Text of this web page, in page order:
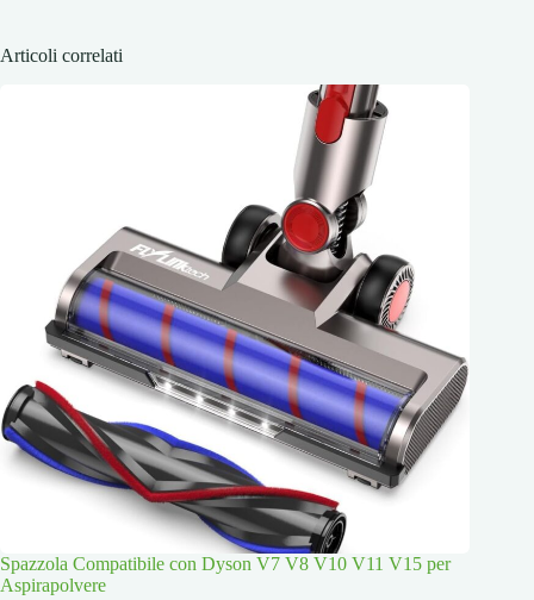
Articoli correlati
Spazzola Compatibile con Dyson V7 V8 V10 V11 V15 per
Aspirapolvere